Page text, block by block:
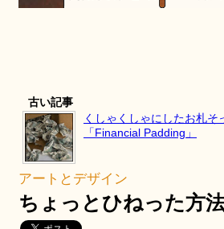
古い記事
くしゃくしゃにしたお札そ
「Financial Padding」
アートとデザイン
ちょっとひねった方